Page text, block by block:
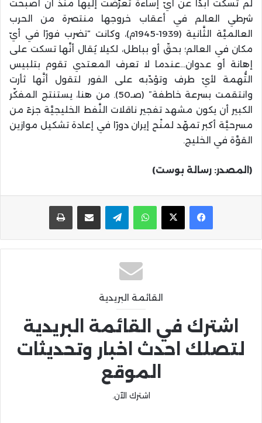
لم تسكت أبدًا عن أيّ إساءة تعرَّضت إليها منذ أن أصبحت
شرطي العالم في أعقاب خروجها منتصرة من الحرب
العالميَّة الثَّانية (1939-1945م)، وكانت “تضرب فورًا في أيّ
مكان في العالم؛ بحقّ أو بباطل، لكيلا يُقال أنَّها تسكت على
إهانة أو عدوان…عندما لا تعرف المعتدي تقوم بتلبيس
التُّهمة لأيّ طرف وتؤدّبه على الفور لتقول أنَّها ثأرت
وانتقمت بسرعة خاطفة” (صـ50). من هنا، يستنتج المفكّر
الكبير أن يكون مشهد تفجير ناقلات النَّفط الخليجيَّة جزءً من
مسرحيَّة أكبر تمهّد لمنْح إيران دورًا في إعادة تشكيل موازين
القوَّة في الخليج.
(المصدر: رسالة بوست)
واتساب تيلقرام مشاركة عبر البريد
القائمة البريدية
اشترك في القائمة البريدية
لتصلك احدث اخبار وتحديثات
الموقع
اشترك الآن.